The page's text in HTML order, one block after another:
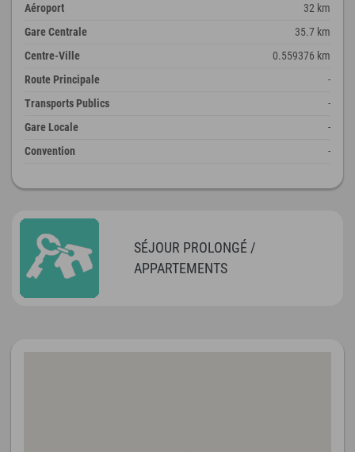
Aéroport
32 km
Gare Centrale
35.7 km
Centre-Ville
0.559376 km
Route Principale
-
Transports Publics
-
Gare Locale
-
Convention
-
SÉJOUR PROLONGÉ /
APPARTEMENTS